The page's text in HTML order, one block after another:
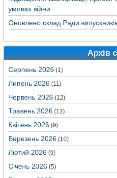
умовах війни
Оновлено склад Ради
Архів
Серпень 2026 (1)
Липень 2026 (11)
Червень 2026 (12)
Травень 2026 (13)
Квітень 2026 (9)
Березень 2026 (10)
Лютий 2026 (9)
Січень 2026 (5)